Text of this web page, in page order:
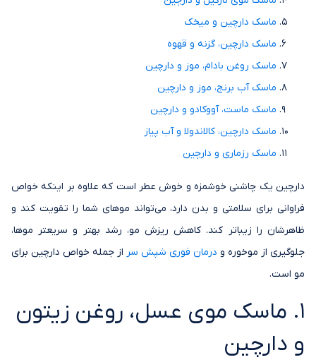
ماسک دارچین و میخک
ماسک دارچین، گزنه و قهوه
ماسک روغن بادام، موز و دارچین
ماسک آب برنج، موز و دارچین
ماسک ماست، آووکادو و دارچین
ماسک دارچین، کالاندولا و آب پیاز
ماسک رزماری و دارچین
دارچین یک چاشنی خوشمزه و خوش عطر است که علاوه بر اینکه خواص
فراوانی برای سلامتی و بدن دارد، می‌تواند موهای شما را تقویت کند و
ظاهرشان را زیباتر کند. کاهش ریزش مو، رشد بهتر و سریعتر موها،
جلوگیری از موخوره و درمان فوری شپش سر از جمله خواص دارچین برای
مو است.
1. ماسک موی عسل، روغن زیتون
و دارچین